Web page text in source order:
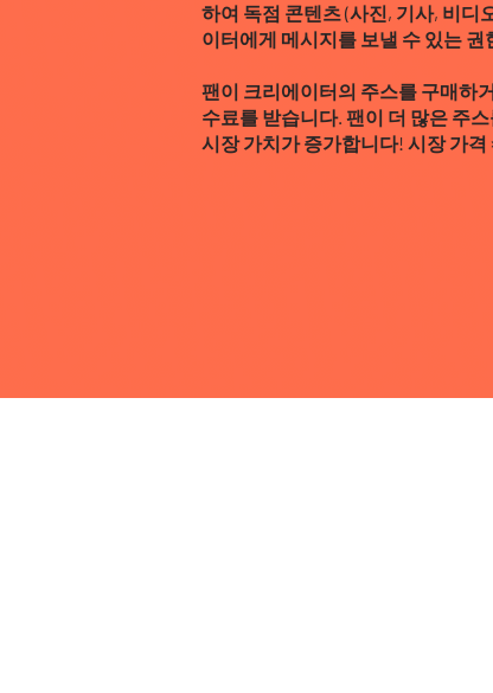
하여 독점 콘텐츠 (사진, 기사, 비디
이터에게 메시지를 보낼 수 있는 권
팬이 크리에이터의 주스를 구매하
수료를 받습니다. 팬이 더 많은 주
시장 가치가 증가합니다! 시장 가격